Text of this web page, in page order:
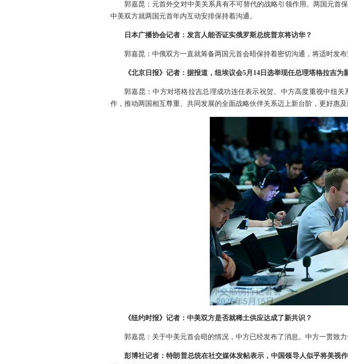
郭嘉昆：元首外交对中美关系具有不可替代的战略引领作用。两国元首
中美双方就两国元首年内互动安排保持着沟通。
日本广播协会记者：发言人能否证实俄罗斯总统普京将访华？
郭嘉昆：中俄双方一直就筹备两国元首会晤保持着密切沟通，将适时发布
《北京日报》记者：据报道，纽埃议会5月14日选举现任总理塔格拉吉
郭嘉昆：中方对塔格拉吉总理成功连任表示祝贺。中方高度重视中纽
作，推动两国相互尊重、共同发展的全面战略伙伴关系迈上新台阶，更好惠及
《纽约时报》记者：中美双方是否就稀土供应达成了新共识？
郭嘉昆：关于中美元首会晤的情况，中方已经发布了消息。中方一贯致力
彭博社记者：特朗普总统在社交媒体发帖表示，中国领导人似乎将美视